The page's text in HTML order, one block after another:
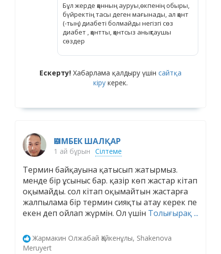
Бұл жерде қанның ауруы,өкпенің обыры,
бүйректің тасы деген мағынады, ал қант
(-тың) диабеті болмайды негізгі сөз
диабет , қантты, қантсыз анықтаушы
сөздер
Ескерту! Хабарлама қалдыру үшін сайтқа
кіру керек.
ӘКІМБЕК ШАЛҚАР
1 ай бұрын Сілтеме
Термин байқауына қатысып жатырмыз.
менде бір ұсыныс бар. қазір көп жастар кітап
оқымайды. сол кітап оқымайтын жастарға
жалпылама бір термин сияқты атау керек пе
екен деп ойлап жүрмін. Ол үшін Толығырақ ...
Жармакин Олжабай Қайкенұлы, Shakenova
Meruyert